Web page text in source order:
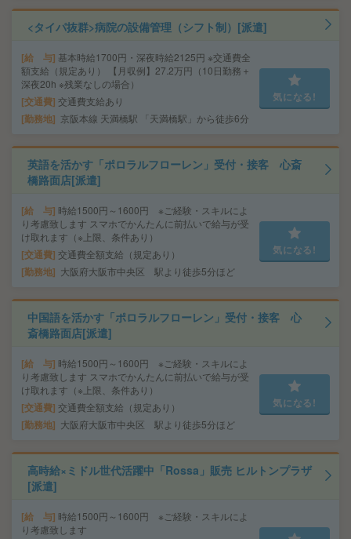
<タイパ抜群>病院の設備管理（シフト制）[派遣]
給 与 基本時給1700円・深夜時給2125円 ※交通費全
額支給（規定あり） 【月収例】27.2万円（10日勤務＋
深夜20h ※残業なしの場合）
交通費 交通費支給あり
勤務地 京阪本線 天満橋駅 「天満橋駅」から徒歩6分
気になる!
英語を活かす「ポロラルフローレン」受付・接客 心斎
橋路面店[派遣]
給 与 時給1500円～1600円 ※ご経験・スキルによ
り考慮致します スマホでかんたんに前払いで給与が受
け取れます（※上限、条件あり）
交通費 交通費全額支給（規定あり）
勤務地 大阪府大阪市中央区 駅より徒歩5分ほど
気になる!
中国語を活かす「ポロラルフローレン」受付・接客 心
斎橋路面店[派遣]
給 与 時給1500円～1600円 ※ご経験・スキルによ
り考慮致します スマホでかんたんに前払いで給与が受
け取れます（※上限、条件あり）
交通費 交通費全額支給（規定あり）
勤務地 大阪府大阪市中央区 駅より徒歩5分ほど
気になる!
高時給×ミドル世代活躍中「Rossa」販売 ヒルトンプラザ
[派遣]
給 与 時給1500円～1600円 ※ご経験・スキルによ
り考慮致します